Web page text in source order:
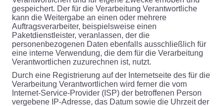
gespeichert. Der für die Verarbeitung Verantwortliche
kann die Weitergabe an einen oder mehrere
Auftragsverarbeiter, beispielsweise einen
Paketdienstleister, veranlassen, der die
personenbezogenen Daten ebenfalls ausschließlich für
eine interne Verwendung, die dem für die Verarbeitung
Verantwortlichen zuzurechnen ist, nutzt.
Durch eine Registrierung auf der Internetseite des für die
Verarbeitung Verantwortlichen wird ferner die vom
Internet-Service-Provider (ISP) der betroffenen Person
vergebene IP-Adresse, das Datum sowie die Uhrzeit der